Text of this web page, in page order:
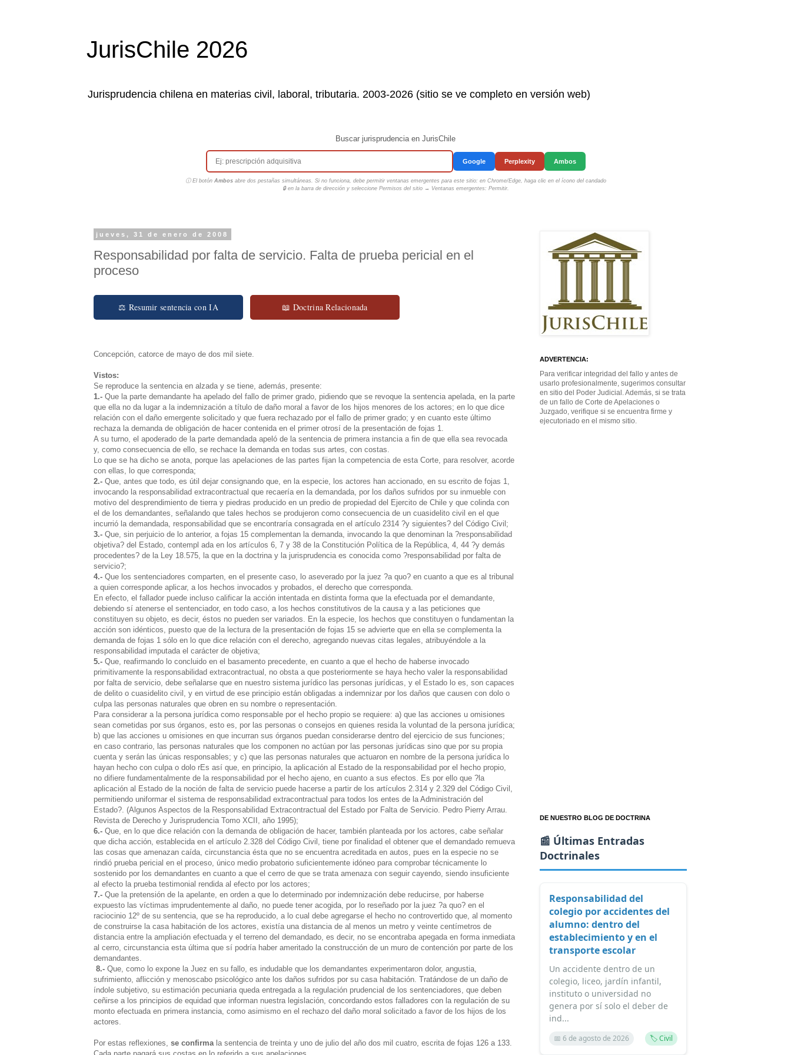
JurisChile 2026
Jurisprudencia chilena en materias civil, laboral, tributaria. 2003-2026 (sitio se ve completo en versión web)
Buscar jurisprudencia en JurisChile
Google Perplexity Ambos
ⓘ El botón Ambosabre dos pestañas simultáneas. Si no funciona, debe permitir ventanas emergentes para este sitio: en Chrome/Edge, haga clic en el ícono del candado
🔒 en la barra de dirección y seleccione Permisos del sitio → Ventanas emergentes: Permitir.
jueves, 31 de enero de 2008
Responsabilidad por falta de servicio. Falta de prueba pericial en el
proceso
⚖ Resumir sentencia con IA 📖 Doctrina Relacionada
Concepción, catorce de mayo de dos mil siete.
Vistos:
Se reproduce la sentencia en alzada y se tiene, además, presente:
1.- Que la parte demandante ha apelado del fallo de primer grado, pidiendo que se revoque la sentencia apelada, en la parte
que ella no da lugar a la indemnización a título de daño moral a favor de los hijos menores de los actores; en lo que dice
relación con el daño emergente solicitado y que fuera rechazado por el fallo de primer grado; y en cuanto este último
rechaza la demanda de obligación de hacer contenida en el primer otrosí de la presentación de fojas 1.
A su turno, el apoderado de la parte demandada apeló de la sentencia de primera instancia a fin de que ella sea revocada
y, como consecuencia de ello, se rechace la demanda en todas sus artes, con costas.
Lo que se ha dicho se anota, porque las apelaciones de las partes fijan la competencia de esta Corte, para resolver, acorde
con ellas, lo que corresponda;
2.- Que, antes que todo, es útil dejar consignando que, en la especie, los actores han accionado, en su escrito de fojas 1,
invocando la responsabilidad extracontractual que recaería en la demandada, por los daños sufridos por su inmueble con
motivo del desprendimiento de tierra y piedras producido en un predio de propiedad del Ejercito de Chile y que colinda con
el de los demandantes, señalando que tales hechos se produjeron como consecuencia de un cuasidelito civil en el que
incurrió la demandada, responsabilidad que se encontraría consagrada en el artículo 2314 ?y siguientes? del Código Civil;
3.- Que, sin perjuicio de lo anterior, a fojas 15 complementan la demanda, invocando la que denominan la ?responsabilidad
objetiva? del Estado, contempl ada en los artículos 6, 7 y 38 de la Constitución Política de la República, 4, 44 ?y demás
procedentes? de la Ley 18.575, la que en la doctrina y la jurisprudencia es conocida como ?responsabilidad por falta de
servicio?;
4.- Que los sentenciadores comparten, en el presente caso, lo aseverado por la juez ?a quo? en cuanto a que es al tribunal
a quien corresponde aplicar, a los hechos invocados y probados, el derecho que corresponda.
En efecto, el fallador puede incluso calificar la acción intentada en distinta forma que la efectuada por el demandante,
debiendo sí atenerse el sentenciador, en todo caso, a los hechos constitutivos de la causa y a las peticiones que
constituyen su objeto, es decir, éstos no pueden ser variados. En la especie, los hechos que constituyen o fundamentan la
acción son idénticos, puesto que de la lectura de la presentación de fojas 15 se advierte que en ella se complementa la
demanda de fojas 1 sólo en lo que dice relación con el derecho, agregando nuevas citas legales, atribuyéndole a la
responsabilidad imputada el carácter de objetiva;
5.- Que, reafirmando lo concluido en el basamento precedente, en cuanto a que el hecho de haberse invocado
primitivamente la responsabilidad extracontractual, no obsta a que posteriormente se haya hecho valer la responsabilidad
por falta de servicio, debe señalarse que en nuestro sistema jurídico las personas jurídicas, y el Estado lo es, son capaces
de delito o cuasidelito civil, y en virtud de ese principio están obligadas a indemnizar por los daños que causen con dolo o
culpa las personas naturales que obren en su nombre o representación.
Para considerar a la persona jurídica como responsable por el hecho propio se requiere: a) que las acciones u omisiones
sean cometidas por sus órganos, esto es, por las personas o consejos en quienes resida la voluntad de la persona jurídica;
b) que las acciones u omisiones en que incurran sus órganos puedan considerarse dentro del ejercicio de sus funciones;
en caso contrario, las personas naturales que los componen no actúan por las personas jurídicas sino que por su propia
cuenta y serán las únicas responsables; y c) que las personas naturales que actuaron en nombre de la persona jurídica lo
hayan hecho con culpa o dolo rEs así que, en principio, la aplicación al Estado de la responsabilidad por el hecho propio,
no difiere fundamentalmente de la responsabilidad por el hecho ajeno, en cuanto a sus efectos. Es por ello que ?la
aplicación al Estado de la noción de falta de servicio puede hacerse a partir de los artículos 2.314 y 2.329 del Código Civil,
permitiendo uniformar el sistema de responsabilidad extracontractual para todos los entes de la Administración del
Estado?. (Algunos Aspectos de la Responsabilidad Extracontractual del Estado por Falta de Servicio. Pedro Pierry Arrau.
Revista de Derecho y Jurisprudencia Tomo XCII, año 1995);
6.- Que, en lo que dice relación con la demanda de obligación de hacer, también planteada por los actores, cabe señalar
que dicha acción, establecida en el artículo 2.328 del Código Civil, tiene por finalidad el obtener que el demandado remueva
las cosas que amenazan caída, circunstancia ésta que no se encuentra acreditada en autos, pues en la especie no se
rindió prueba pericial en el proceso, único medio probatorio suficientemente idóneo para comprobar técnicamente lo
sostenido por los demandantes en cuanto a que el cerro de que se trata amenaza con seguir cayendo, siendo insuficiente
al efecto la prueba testimonial rendida al efecto por los actores;
7.- Que la pretensión de la apelante, en orden a que lo determinado por indemnización debe reducirse, por haberse
expuesto las víctimas imprudentemente al daño, no puede tener acogida, por lo reseñado por la juez ?a quo? en el
raciocinio 12º de su sentencia, que se ha reproducido, a lo cual debe agregarse el hecho no controvertido que, al momento
de construirse la casa habitación de los actores, existía una distancia de al menos un metro y veinte centímetros de
distancia entre la ampliación efectuada y el terreno del demandado, es decir, no se encontraba apegada en forma inmediata
al cerro, circunstancia esta última que sí podría haber ameritado la construcción de un muro de contención por parte de los
demandantes.
8.- Que, como lo expone la Juez en su fallo, es indudable que los demandantes experimentaron dolor, angustia,
sufrimiento, aflicción y menoscabo psicológico ante los daños sufridos por su casa habitación. Tratándose de un daño de
índole subjetivo, su estimación pecuniaria queda entregada a la regulación prudencial de los sentenciadores, que deben
ceñirse a los principios de equidad que informan nuestra legislación, concordando estos falladores con la regulación de su
monto efectuada en primera instancia, como asimismo en el rechazo del daño moral solicitado a favor de los hijos de los
actores.
Por estas reflexiones, se confirma la sentencia de treinta y uno de julio del año dos mil cuatro, escrita de fojas 126 a 133.
ADVERTENCIA:
Para verificar integridad del fallo y antes de
usarlo profesionalmente, sugerimos consultar
en sitio del Poder Judicial. Además, si se trata
de un fallo de Corte de Apelaciones o
Juzgado, verifique si se encuentra firme y
ejecutoriado en el mismo sitio.
DE NUESTRO BLOG DE DOCTRINA
📰 Últimas Entradas
Doctrinales
Responsabilidad del
colegio por accidentes del
alumno: dentro del
establecimiento y en el
transporte escolar
Un accidente dentro de un
colegio, liceo, jardín infantil,
instituto o universidad no
genera por sí solo el deber de
ind...
📅 6 de agosto de 2026 🏷️ Civil